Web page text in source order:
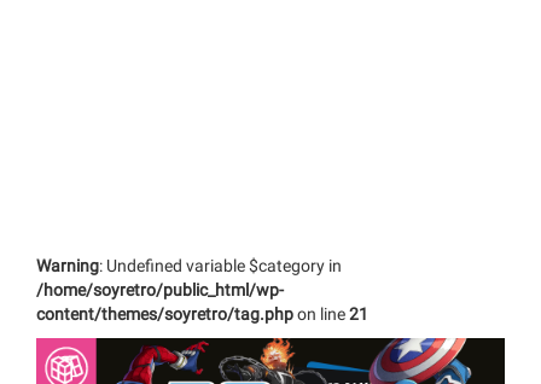
Warning: Undefined variable $category in
/home/soyretro/public_html/wp-
content/themes/soyretro/tag.phpon line21